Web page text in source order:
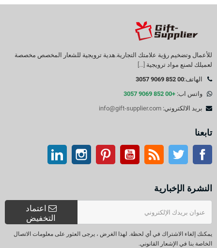
للأعمال وتضخيم رؤية علامتك التجارية.هدية ترويجية للشعار المخصص مخصصة
لعميلك لصنع مواد ترويجية [...]
الهاتف:00 852 9069 3057
واتس اب: +00 852 9069 3057
بريد الالكتروني: info@gift-supplier.com
تابعنا
موقع التواصل الاجتماعي الفيسبوك
آر إس إس موقع يوتيوببينتيريست انستغرام
النشرة الإخبارية
اعتماد
التخفيض
يمكنك إلغاء الاشتراك في أي لحظة. لهذا الغرض ، يرجى العثور على معلومات الاتصال
الخاصة بنا في الإشعار القانوني.